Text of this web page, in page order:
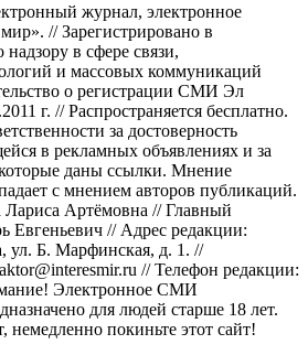
журнал, электронное
// Зарегистрировано в
в сфере связи,
и массовых коммуникаций
о регистрации СМИ Эл
г. // Распространяется бесплатно.
за достоверность
в рекламных объявлениях и за
даны ссылки. Мнение
с мнением авторов публикаций.
Артёмовна // Главный
Евгеньевич // Адрес редакции:
ул. Б. Марфинская, д. 1. //
// Телефон редакции:
Электронное СМИ
для людей старше 18 лет.
немедленно покиньте этот сайт!